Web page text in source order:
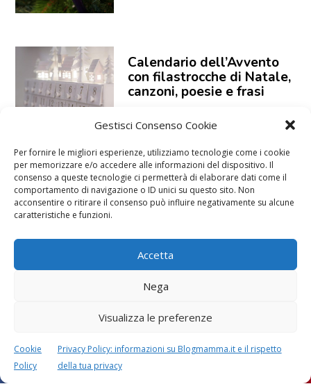
Gestisci Consenso Cookie
Per fornire le migliori esperienze, utilizziamo tecnologie come i cookie
per memorizzare e/o accedere alle informazioni del dispositivo. Il
consenso a queste tecnologie ci permetterà di elaborare dati come il
comportamento di navigazione o ID unici su questo sito. Non
acconsentire o ritirare il consenso può influire negativamente su alcune
caratteristiche e funzioni.
Accetta
Nega
Visualizza le preferenze
Cookie
Policy
Privacy Policy: informazioni su Blogmamma.it e il rispetto
della tua privacy
Calendario dell’Avvento
con filastrocche di Natale,
canzoni, poesie e frasi
Casette di carta da
stampare e ritagliare per
il presepe